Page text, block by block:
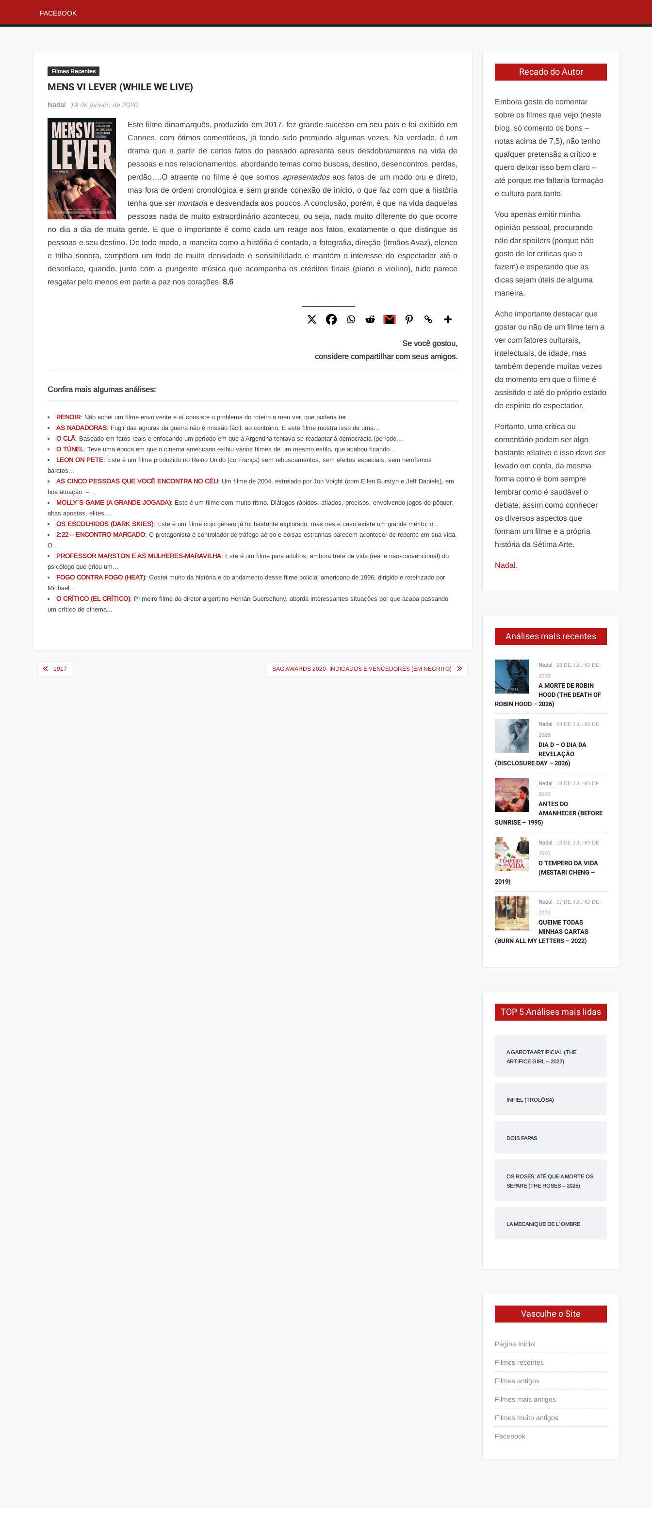
FACEBOOK
Filmes Recentes
MENS VI LEVER (WHILE WE LIVE)
Nadal 19 de janeiro de 2020
Este filme dinamarquês, produzido em 2017, fez grande sucesso em seu país e foi exibido em
Cannes, com ótimos comentários, já tendo sido premiado algumas vezes. Na verdade, é um
drama que a partir de certos fatos do passado apresenta seus desdobramentos na vida de
pessoas e nos relacionamentos, abordando temas como buscas, destino, desencontros, perdas,
perdão….O atraente no filme é que somos apresentados aos fatos de um modo cru e direto,
mas fora de ordem cronológica e sem grande conexão de início, o que faz com que a história
tenha que ser montadae desvendada aos poucos. A conclusão, porém, é que na vida daquelas
pessoas nada de muito extraordinário aconteceu, ou seja, nada muito diferente do que ocorre
no dia a dia de muita gente. E que o importante é como cada um reage aos fatos, exatamente o que distingue as
pessoas e seu destino. De todo modo, a maneira como a história é contada, a fotografia, direção (Irmãos Avaz), elenco
e trilha sonora, compõem um todo de muita densidade e sensibilidade e mantém o interesse do espectador até o
desenlace, quando, junto com a pungente música que acompanha os créditos finais (piano e violino), tudo parece
resgatar pelo menos em parte a paz nos corações.8,6
Se você gostou,
considere compartilhar com seus amigos.
Confira mais algumas análises:
RENOIR: Não achei um filme envolvente e aí consiste o problema do roteiro a meu ver, que poderia ter...
AS NADADORAS: Fugir das agruras da guerra não é missão fácil, ao contrário. E este filme mostra isso de uma...
O CLÃ: Baseado em fatos reais e enfocando um período em que a Argentina tentava se readaptar à democracia (período...
O TÚNEL: Teve uma época em que o cinema americano exibiu vários filmes de um mesmo estilo, que acabou ficando...
LEON ON PETE: Este é um filme produzido no Reino Unido (co França) sem rebuscamentos, sem efeitos especiais, sem heroísmos
baratos...
AS CINCO PESSOAS QUE VOCÊ ENCONTRA NO CÉU: Um filme de 2004, estrelado por Jon Voight (com Ellen Burstyn e Jeff Daniels), em
boa atuação –...
MOLLY´S GAME (A GRANDE JOGADA): Este é um filme com muito ritmo. Diálogos rápidos, afiados, precisos, envolvendo jogos de pôquer,
altas apostas, elites,...
OS ESCOLHIDOS (DARK SKIES): Este é um filme cujo gênero já foi bastante explorado, mas neste caso existe um grande mérito: o...
2:22 – ENCONTRO MARCADO: O protagonista é controlador de tráfego aéreo e coisas estranhas parecem acontecer de repente em sua vida.
O...
PROFESSOR MARSTON E AS MULHERES-MARAVILHA: Este é um filme para adultos, embora trate da vida (real e não-convencional) do
psicólogo que criou um...
FOGO CONTRA FOGO (HEAT): Gostei muito da história e do andamento desse filme policial americano de 1996, dirigido e roteirizado por
Michael...
O CRÍTICO (EL CRÍTICO): Primeiro filme do diretor argentino Hernán Guerschuny, aborda interessantes situações por que acaba passando
um crítico de cinema...
Navegação
1917 SAG AWARDS 2020- INDICADOS E VENCEDORES (EM NEGRITO)
Recado do Autor
Embora goste de comentar
sobre os filmes que vejo (neste
blog, só comento os bons –
notas acima de 7,5), não tenho
qualquer pretensão a crítico e
quero deixar isso bem claro –
até porque me faltaria formação
e cultura para tanto.
Vou apenas emitir minha
opinião pessoal, procurando
não dar spoilers (porque não
gosto de ler críticas que o
fazem) e esperando que as
dicas sejam úteis de alguma
maneira.
Acho importante destacar que
gostar ou não de um filme tem a
ver com fatores culturais,
intelectuais, de idade, mas
também depende muitas vezes
do momento em que o filme é
assistido e até do próprio estado
de espírito do espectador.
Portanto, uma crítica ou
comentário podem ser algo
bastante relativo e isso deve ser
levado em conta, da mesma
forma como é bom sempre
lembrar como é saudável o
debate, assim como conhecer
os diversos aspectos que
formam um filme e a própria
história da Sétima Arte.
Nadal.
Análises mais recentes
Nadal
28 DE JULHO DE
2026
A MORTE DE ROBIN
HOOD (THE DEATH OF
ROBIN HOOD – 2026)
Nadal
24 DE JULHO DE
2026
DIA D – O DIA DA
REVELAÇÃO
(DISCLOSURE DAY – 2026)
Nadal
18 DE JULHO DE
2026
ANTES DO
AMANHECER (BEFORE
SUNRISE – 1995)
Nadal
18 DE JULHO DE
2026
O TEMPERO DA VIDA
(MESTARI CHENG –
2019)
Nadal
17 DE JULHO DE
2026
QUEIME TODAS
MINHAS CARTAS
(BURN ALL MY LETTERS – 2022)
TOP 5 Análises mais lidas
A GAROTA ARTIFICIAL (THE
ARTIFICE GIRL – 2022)
INFIEL (TROLÕSA)
DOIS PAPAS
OS ROSES: ATÉ QUE A MORTE OS
SEPARE (THE ROSES – 2025)
LA MECANIQUE DE L´OMBRE
Vasculhe o Site
Página Inicial
Filmes recentes
Filmes antigos
Filmes mais antigos
Filmes muito antigos
Facebook